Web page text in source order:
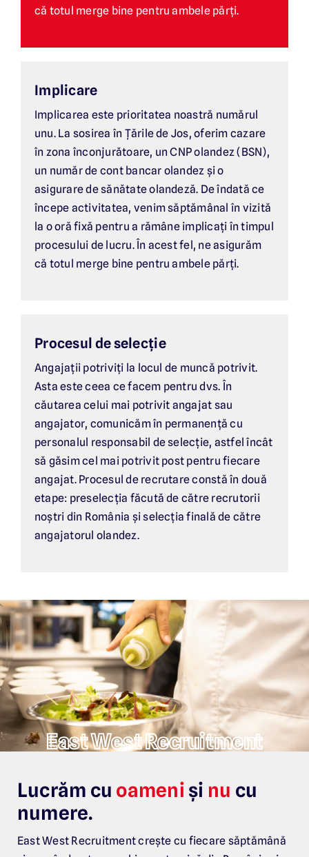
că totul merge bine pentru ambele părți.
Implicare
Implicarea este prioritatea noastră numărul
unu. La sosirea în Țările de Jos, oferim cazare
în zona înconjurătoare, un CNP olandez (BSN),
un număr de cont bancar olandez și o
asigurare de sănătate olandeză. De îndată ce
începe activitatea, venim săptămânal în vizită
la o oră fixă pentru a rămâne implicați în timpul
procesului de lucru. În acest fel, ne asigurăm
că totul merge bine pentru ambele părți.
Procesul de selecție
Angajații potriviți la locul de muncă potrivit.
Asta este ceea ce facem pentru dvs. În
căutarea celui mai potrivit angajat sau
angajator, comunicăm în permanență cu
personalul responsabil de selecție, astfel încât
să găsim cel mai potrivit post pentru fiecare
angajat. Procesul de recrutare constă în două
etape: preselecția făcută de către recrutorii
noștri din România și selecția finală de către
angajatorul olandez.
East West Recruitment
Lucrăm cu oameni și nu cu
numere.
East West Recruitment crește cu fiecare săptămână